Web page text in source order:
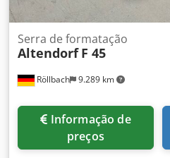
Röllbach 9.289 km
Serra de formatação
Altendorf F 45
preços